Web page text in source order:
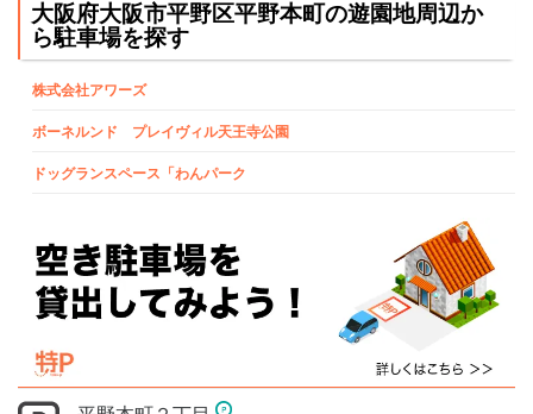
大阪府大阪市平野区平野本町の遊園地周辺か
ら駐車場を探す
株式会社アワーズ
ボーネルンド プレイヴィル天王寺公園
ドッグランスペース「わんパーク